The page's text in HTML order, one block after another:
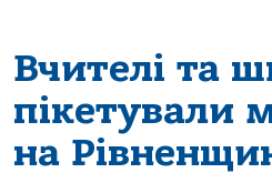
Вчителі та
пікетували
на